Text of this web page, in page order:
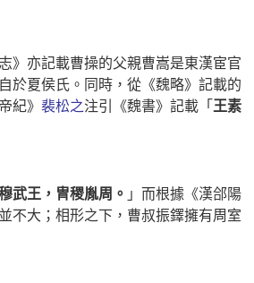
》亦記載曹操的父親曹嵩是東漢宦官
於夏侯氏。同時，從《魏略》記載的
紀》 裴松之注引《魏書》記載「 王素
武王，冑稷胤周。 」而根據《漢郃陽
不大；相形之下，曹叔振鐸擁有周室